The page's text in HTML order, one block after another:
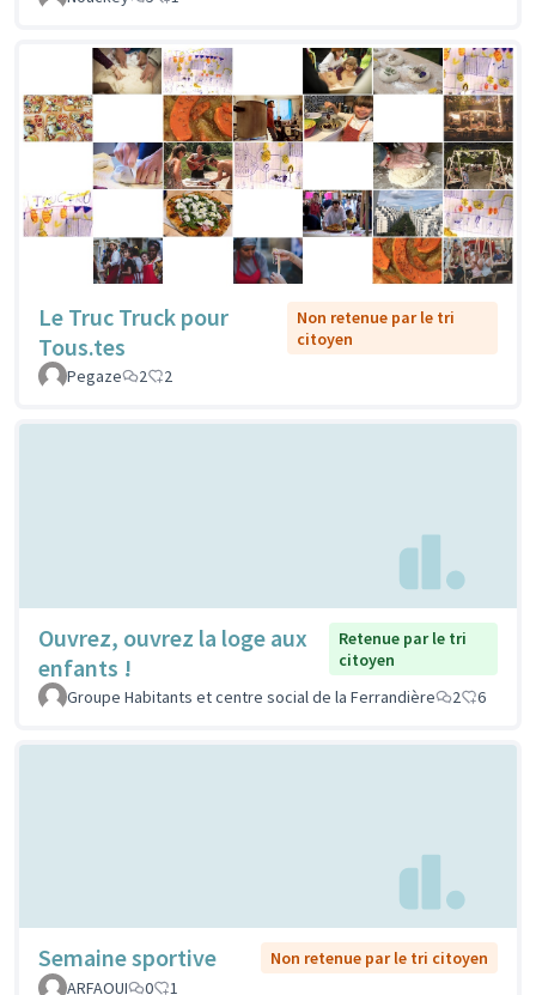
Le Truc Truck pour
Tous.tes
Non retenue par le tri
citoyen
Pegaze
2 2
Ouvrez, ouvrez la loge aux
enfants !
Retenue par le tri
citoyen
Groupe Habitants et centre social de la Ferrandière
2 6
Semaine sportive
Non retenue par le tri citoyen
ARFAOUI
0 1